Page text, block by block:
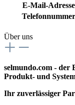
E-Mail-
Über uns
selmundo.com - der
Produkt- und
Ihr zuverlässiger